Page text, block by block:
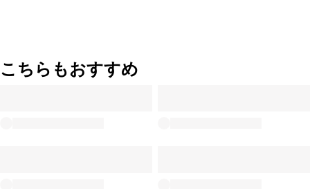
こちらもおすすめ